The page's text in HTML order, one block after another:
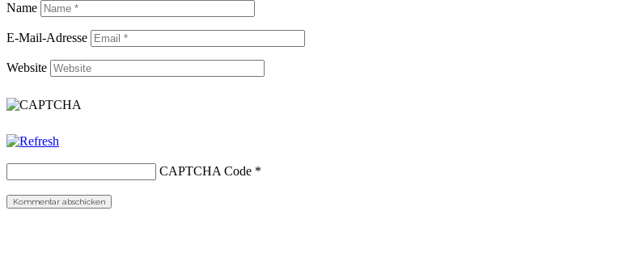
Name
E-Mail-Adresse
Website
CAPTCHA Code *